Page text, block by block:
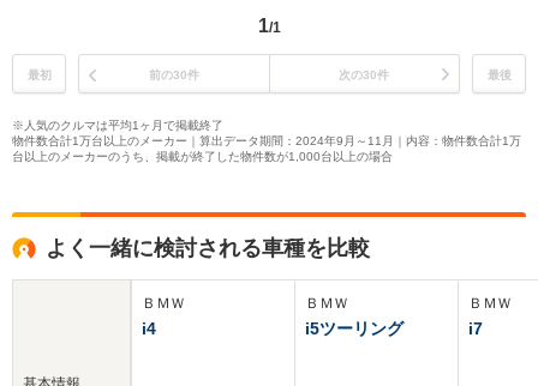
1/1
最初 前の30件 次の30件 最後
※人気のクルマは平均1ヶ月で掲載終了
物件数合計1万台以上のメーカー｜算出データ期間：2024年9月～11月｜内容：物件数合計1万
台以上のメーカーのうち、掲載が終了した物件数が1,000台以上の場合
よく一緒に検討される車種を比較
ＢＭＷ
i4
ＢＭＷ
i5ツーリング
ＢＭＷ
i7